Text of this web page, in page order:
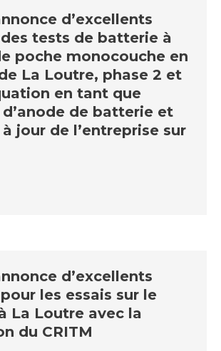
d’excellents
tests de batterie à
poche monocouche en
La Loutre, phase 2 et
en tant que
de batterie et
jour de l’entreprise sur
d’excellents
les essais sur le
La Loutre avec la
du CRITM